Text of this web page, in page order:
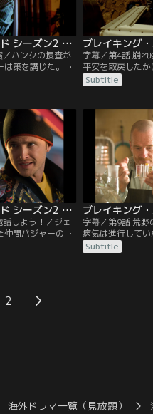
ブレイキング・バッド シーズン2 第03話／字幕
ハンクの捜査が
は策を講じた。自
をきたしたよう
カイラ一はウォ
地下室の製造器材
作を行い追及をか
字幕／第4話 崩
平安を取戻した
が、ウォルター
び家族は険悪な
ジェシーも叔母
隠していたが、
らに移動をしな
Subtitle
ブレイキング・バッド シーズン2 第08話／字幕
しよう！／ジェ
仲間バジャーの逮
マンを雇う。ソ
護士だ。警察に
ジェシーはソウル
ォルターたちが麻
ることを知り…。
字幕／第9話 荒
病気は進行して
とを考え、それ
かないと考える
Subtitle
2
海外ドラマ一覧（見放題）